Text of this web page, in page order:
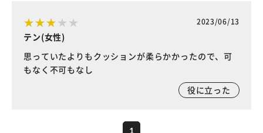
2023/06/13
テン(女性)
思っていたよりもクッションが柔らかかったので、可
もなく不可もなし
役に立った
1